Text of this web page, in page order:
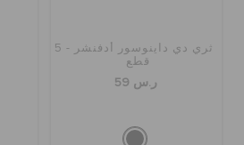
ثري دي داينوسور أدفنشر - 5
قطع
ر.س 59